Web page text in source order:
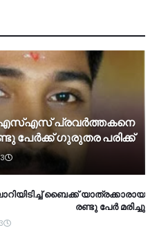
പ്രവര്‍ത്തകനെ
പേര്‍ക്ക് ഗുരുതര പരിക്ക്
ബൈക്ക് യാത്രക്കാരായ
രണ്ടു പേര്‍ മരിച്ചു